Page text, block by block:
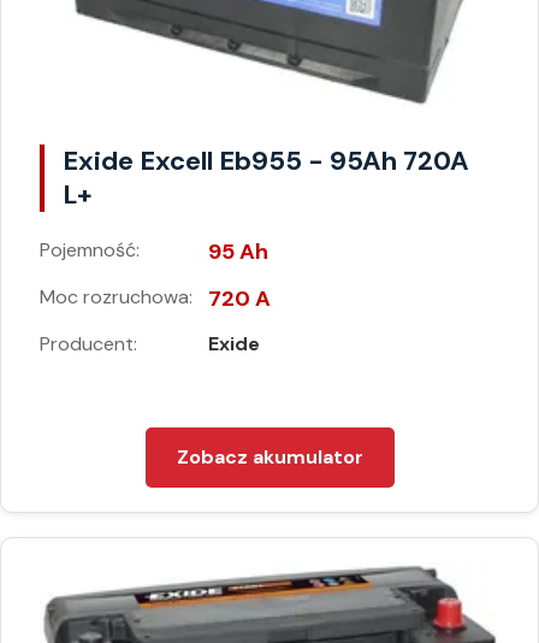
Exide Excell Eb955 - 95Ah 720A
L+
Pojemność: 95 Ah
Moc rozruchowa: 720 A
Producent: Exide
Zobacz akumulator